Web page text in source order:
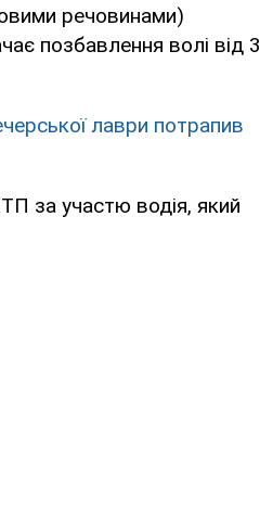
речовинами)
позбавлення волі від 3
лаври потрапив
за участю водія, який